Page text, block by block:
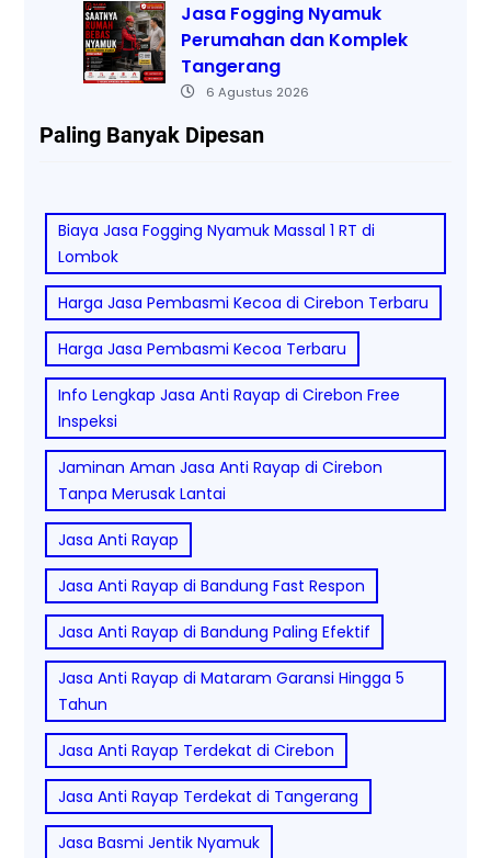
Jasa Fogging Nyamuk
Perumahan dan Komplek
Tangerang
6 Agustus 2026
Paling Banyak Dipesan
Biaya Jasa Fogging Nyamuk Massal 1 RT di
Lombok
Harga Jasa Pembasmi Kecoa di Cirebon Terbaru
Harga Jasa Pembasmi Kecoa Terbaru
Info Lengkap Jasa Anti Rayap di Cirebon Free
Inspeksi
Jaminan Aman Jasa Anti Rayap di Cirebon
Tanpa Merusak Lantai
Jasa Anti Rayap
Jasa Anti Rayap di Bandung Fast Respon
Jasa Anti Rayap di Bandung Paling Efektif
Jasa Anti Rayap di Mataram Garansi Hingga 5
Tahun
Jasa Anti Rayap Terdekat di Cirebon
Jasa Anti Rayap Terdekat di Tangerang
Jasa Basmi Jentik Nyamuk